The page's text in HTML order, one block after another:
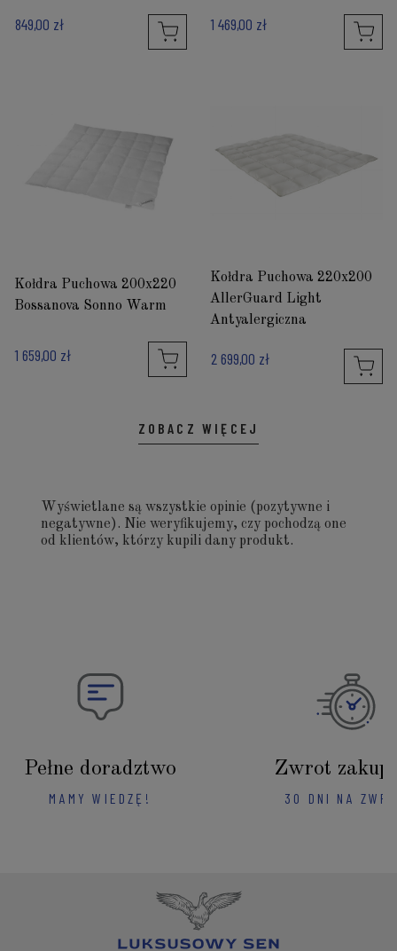
849,00 zł 1 469,00 zł
Kołdra Puchowa 200x220
Bossanova Sonno Warm
1 659,00 zł
Kołdra Puchowa 220x200
AllerGuard Light
Antyalergiczna
2 699,00 zł
ZOBACZ WIĘCEJ
Wyświetlane są wszystkie opinie (pozytywne i
negatywne). Nie weryfikujemy, czy pochodzą one
od klientów, którzy kupili dany produkt.
Pełne doradztwo
MAMY WIEDZĘ!
Zwrot
30 DNI NA